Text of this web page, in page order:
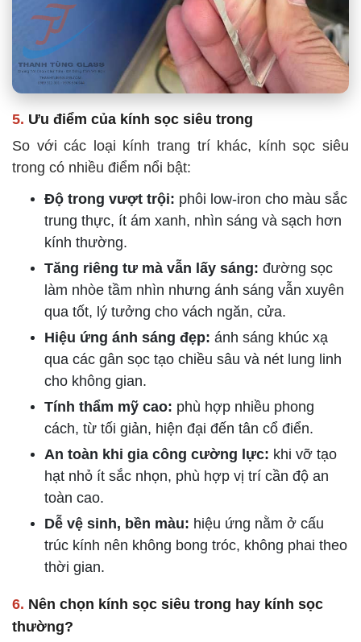
5. Ưu điểm của kính sọc siêu trong
So với các loại kính trang trí khác, kính sọc siêu
trong có nhiều điểm nổi bật:
Độ trong vượt trội: phôi low-iron cho màu sắc
trung thực, ít ám xanh, nhìn sáng và sạch hơn
kính thường.
Tăng riêng tư mà vẫn lấy sáng: đường sọc
làm nhòe tầm nhìn nhưng ánh sáng vẫn xuyên
qua tốt, lý tưởng cho vách ngăn, cửa.
Hiệu ứng ánh sáng đẹp: ánh sáng khúc xạ
qua các gân sọc tạo chiều sâu và nét lung linh
cho không gian.
Tính thẩm mỹ cao: phù hợp nhiều phong
cách, từ tối giản, hiện đại đến tân cổ điển.
An toàn khi gia công cường lực: khi vỡ tạo
hạt nhỏ ít sắc nhọn, phù hợp vị trí cần độ an
toàn cao.
Dễ vệ sinh, bền màu: hiệu ứng nằm ở cấu
trúc kính nên không bong tróc, không phai theo
thời gian.
6. Nên chọn kính sọc siêu trong hay kính sọc
thường?